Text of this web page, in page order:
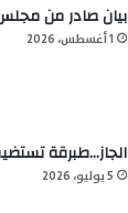
بيان صادر من
1 أغسطس، 2026
الجاز…طبرقة
5 يوليو، 2026